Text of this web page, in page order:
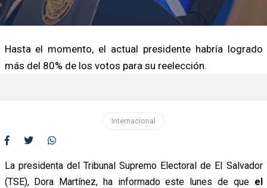
Hasta el momento, el actual presidente habría logrado
más del 80% de los votos para su reelección.
Internacional
La presidenta del Tribunal Supremo Electoral de El Salvador
(TSE), Dora Martínez, ha informado este lunes de que el